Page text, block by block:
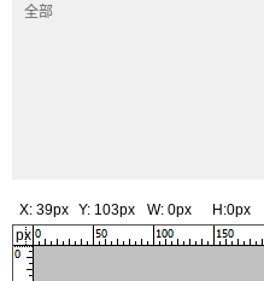
全部
X: 39px Y: 103px W: 0px H:0px
px